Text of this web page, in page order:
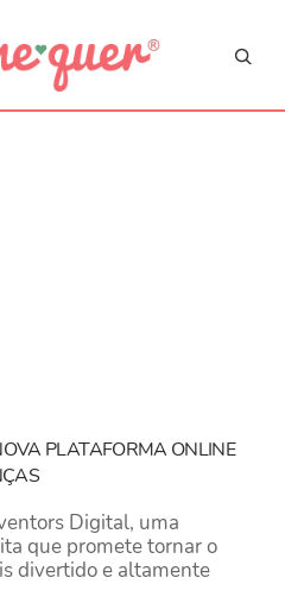
PLATAFORMA ONLINE
Digital, uma
que promete tornar o
divertido e altamente